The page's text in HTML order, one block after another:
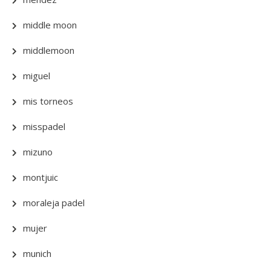
middle moon
middlemoon
miguel
mis torneos
misspadel
mizuno
montjuic
moraleja padel
mujer
munich